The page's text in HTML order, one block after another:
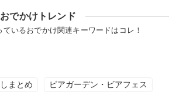
おでかけトレンド
いるおでかけ関連キーワードはコレ！
まとめ ビアガーデン・ビアフェス